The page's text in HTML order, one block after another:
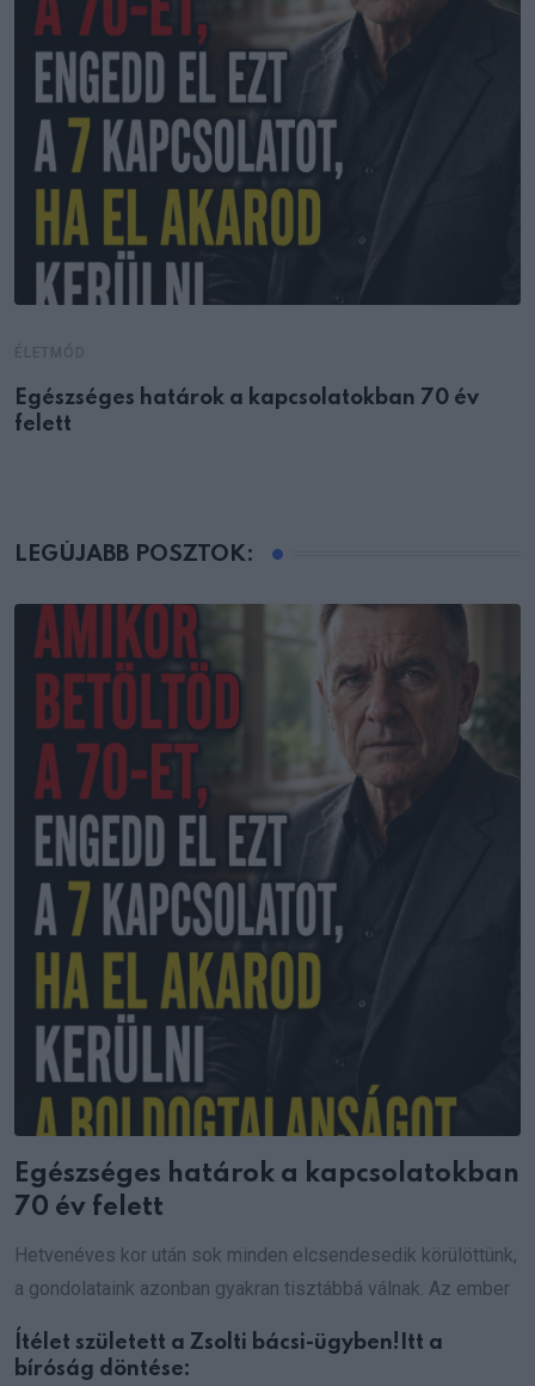
Egészséges határok a kapcsolatokban 70 év
felett
LEGÚJABB POSZTOK:
Egészséges határok a kapcsolatokban
70 év felett
Hetvenéves kor után sok minden elcsendesedik körülöttünk,
a gondolataink azonban gyakran tisztábbá válnak. Az ember
Ítélet született a Zsolti bácsi-ügyben!Itt a
bíróság döntése: